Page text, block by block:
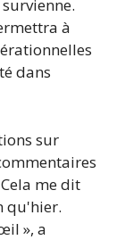
à
dans
sur
me dit
qu'hier.
», a